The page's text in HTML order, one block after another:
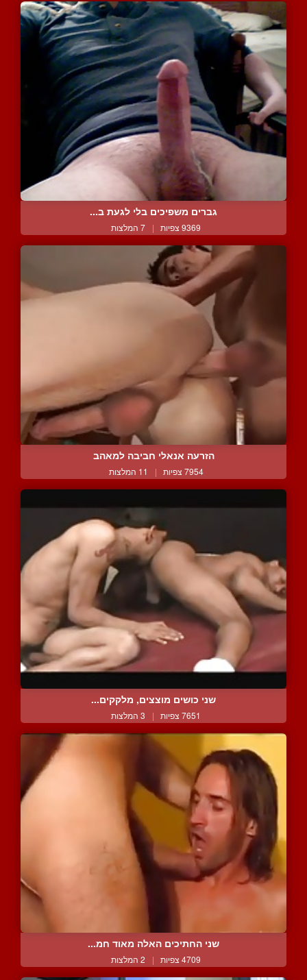
גברים משפיכים בלי לגעת ב...
9369 צפיות | 7 המלצות
הזרעה אנאלי חביבה למאהב
7954 צפיות | 11 המלצות
שני כושים מוצצים, מלקקים...
7651 צפיות | 3 המלצות
שני החתיכים האלה מאוד חמ...
4709 צפיות | 2 המלצות